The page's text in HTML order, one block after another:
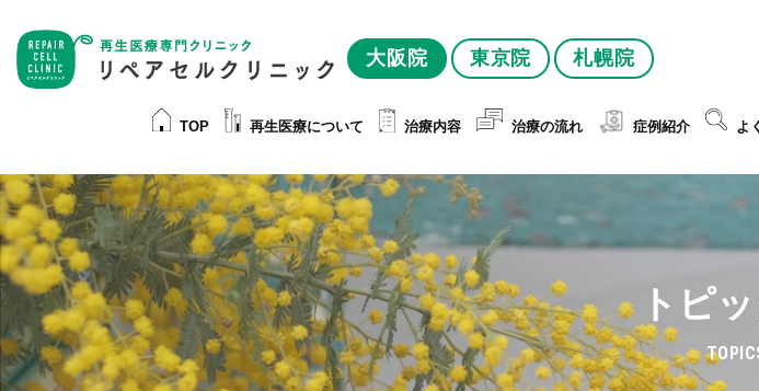
大阪院 東京院 札幌院
TOP 再生医療について 治療内容 治療の流れ 症例紹介 よ
トピ